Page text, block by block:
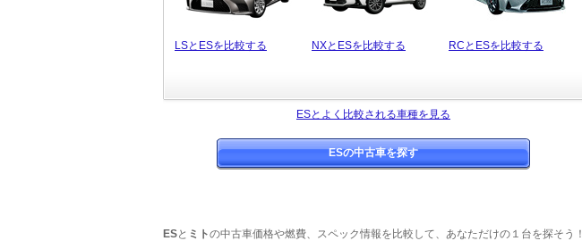
LSとESを比較する NXとESを比較する RCとESを比較する
ESとよく比較される車種を見る
ESの中古車を探す
ESと ミトの中古車価格や燃費、スペック情報を比較して、あなただけの１台を探そう！